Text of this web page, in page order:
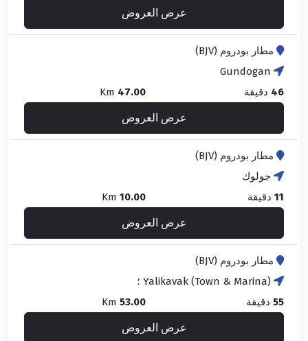
عرض العروض
مطار بودروم (BJV)
Gundogan
46 دقيقة 47.00
عرض العروض
مطار بودروم (BJV)
جولوك
11 دقيقة 10.00
عرض العروض
مطار بودروم (BJV)
Yalikavak (Town & Marina) ؛
55 دقيقة 53.00
عرض العروض